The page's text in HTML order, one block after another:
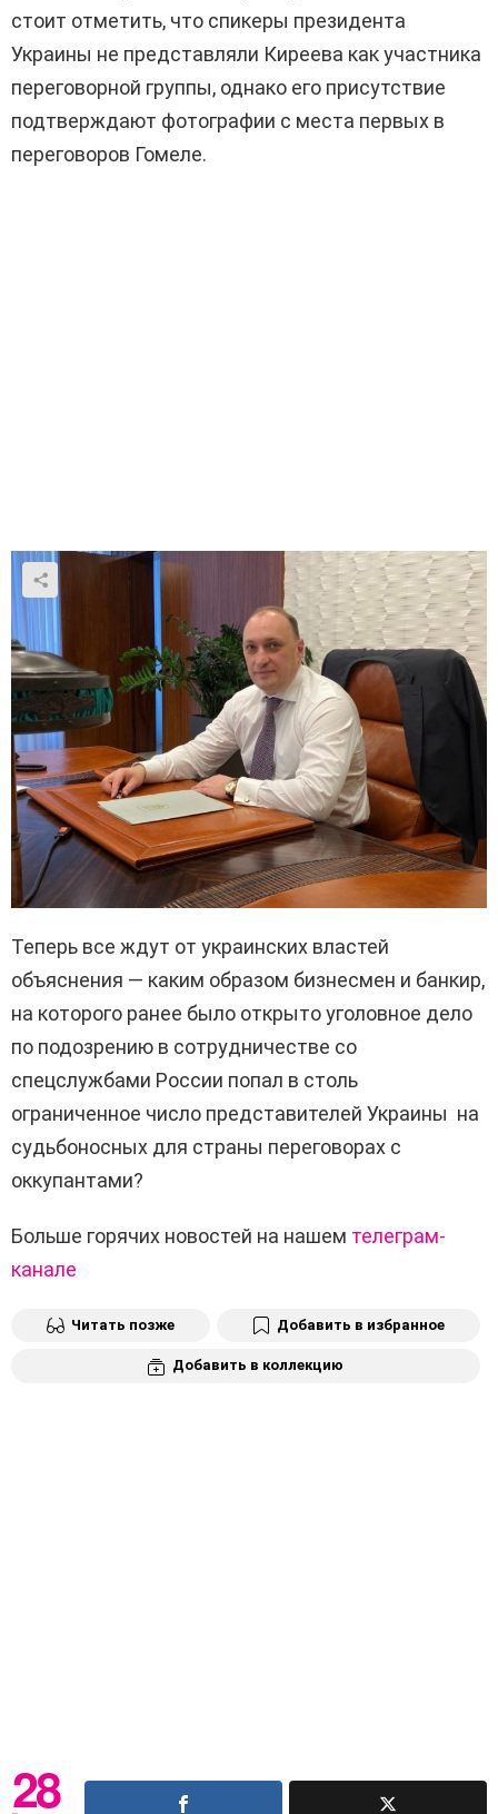
стоит отметить, что спикеры президента
Украины не представляли Киреева как участника
переговорной группы, однако его присутствие
подтверждают фотографии с места первых в
переговоров Гомеле.
Теперь все ждут от украинских властей
объяснения — каким образом бизнесмен и банкир,
на которого ранее было открыто уголовное дело
по подозрению в сотрудничестве со
спецслужбами России попал в столь
ограниченное число представителей Украины на
судьбоносных для страны переговорах с
оккупантами?
Больше горячих новостей на нашем телеграм-
канале
Читать позже Добавить в избранное
Добавить в коллекцию
28